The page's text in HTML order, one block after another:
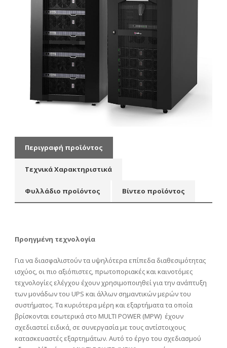
Περιγραφή προϊόντος
Τεχνικά Χαρακτηριστικά
Φυλλάδιο προϊόντος Βίντεο προϊόντος
Προηγμένη τεχνολογία
Για να διασφαλιστούν τα υψηλότερα επίπεδα διαθεσιμότητας
ισχύος, οι πιο αξιόπιστες, πρωτοποριακές και καινοτόμες
τεχνολογίες ελέγχου έχουν χρησιμοποιηθεί για την ανάπτυξη
των μονάδων του UPS και άλλων σημαντικών μερών του
συστήματος. Τα κυριότερα μέρη και εξαρτήματα τα οποία
βρίσκονται εσωτερικά στο MULTI POWER (MPW) έχουν
σχεδιαστεί ειδικά, σε συνεργασία με τους αντίστοιχους
κατασκευαστές εξαρτημάτων. Αυτό το έργο του σχεδιασμού